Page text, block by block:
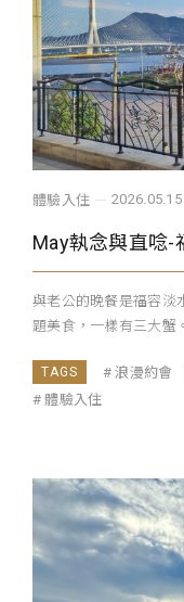
體驗入住 2026.05.15
與老公的晚餐是福容淡
題美食，一樣有三大蟹。
浪漫約會
體驗入住